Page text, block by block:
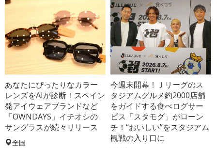
あなたにぴったりなカラー
レンズをAIが診断！スペイン
発アイウェアブランドなど
「OWNDAYS」イチオシの
サングラスが続々リリース
全国
今週末開幕！Ｊリーグのス
タジアムグルメ約2000店舗
をガイドする食べログサー
ビス「スタモグ」がローン
チ！“おいしい”をスタジアム
観戦の入り口に